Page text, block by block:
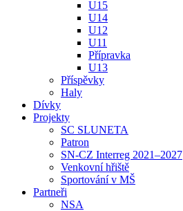
U15
U14
U12
U11
Přípravka
U13
Příspěvky
Haly
Dívky
Projekty
SC SLUNETA
Patron
SN-CZ Interreg 2021–2027
Venkovní hřiště
Sportování v MŠ
Partneři
NSA